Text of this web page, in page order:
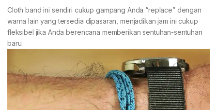
Cloth band ini sendiri cukup gampang Anda “replace” dengan
warna lain yang tersedia dipasaran, menjadikan jam ini cukup
fleksibel jika Anda berencana memberikan sentuhan-sentuhan
baru.